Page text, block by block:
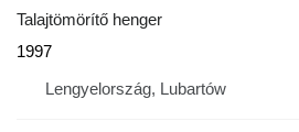
Talajtömörítő henger
1997
Lengyelország, Lubartów